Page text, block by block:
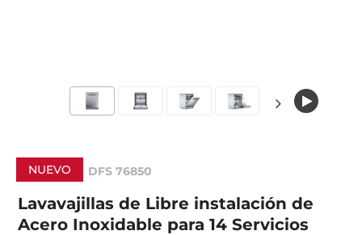
NUEVO DFS 76850
Lavavajillas de Libre instalación de
Acero Inoxidable para 14 Servicios